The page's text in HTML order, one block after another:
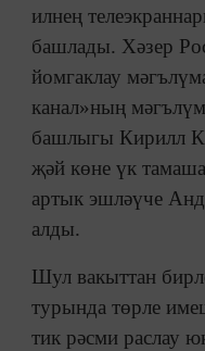
илнең
башлады. Хәзер
йомгаклау
канал»ның
башлыгы Кирилл
җәй көне үк
артык эшләүче
алды.
Шул вакыттан
турында төрле
тик рәсми раслау